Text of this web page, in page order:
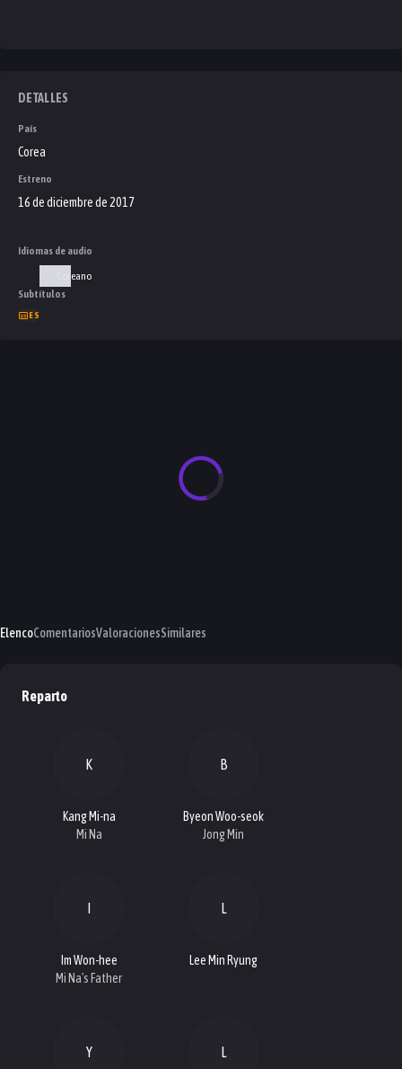
DETALLES
País
Corea
Estreno
16 de diciembre de 2017
Idiomas de audio
Coreano
Subtítulos
ES
ElencoComentariosValoracionesSimilares
Reparto
K
Kang Mi-na
Mi Na
B
Byeon Woo-seok
Jong Min
I
Im Won-hee
Mi Na's Father
L
Lee Min Ryung
Y L